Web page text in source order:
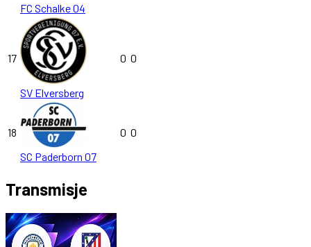
FC Schalke 04
17
SV Elversberg
0 0
18
SC Paderborn 07
0 0
Transmisje